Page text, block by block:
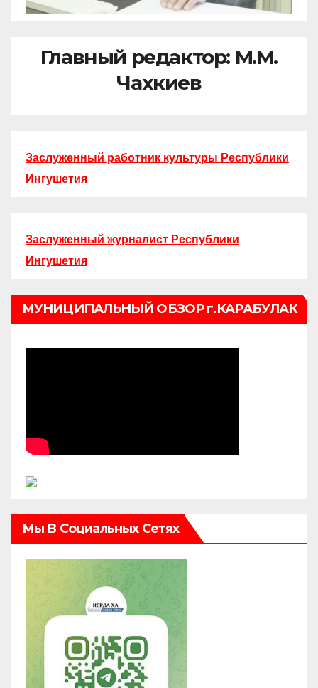
Главный редактор: М.М.
Чахкиев
Заслуженный работник культуры Республики
Ингушетия
Заслуженный журналист Республики
Ингушетия
МУНИЦИПАЛЬНЫЙ ОБЗОР г.КАРАБУЛАК
Мы В Социальных Сетях